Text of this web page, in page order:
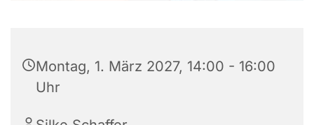
Montag, 1. März 2027, 14:00 - 16:00
Uhr